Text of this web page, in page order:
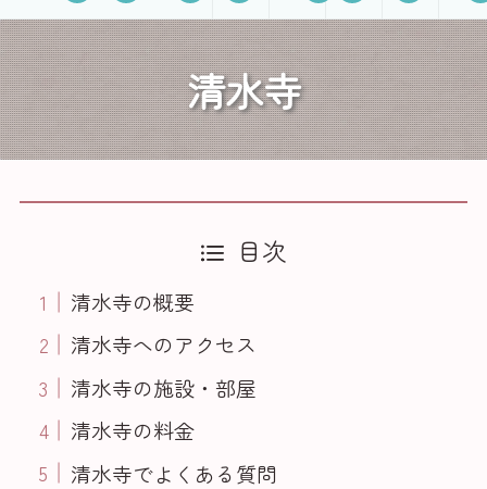
清水寺
目次
清水寺の概要
清水寺へのアクセス
清水寺の施設・部屋
清水寺の料金
清水寺でよくある質問